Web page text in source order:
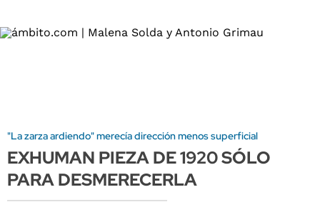
"La zarza ardiendo" merecía dirección menos superficial
EXHUMAN PIEZA DE 1920 SÓLO
PARA DESMERECERLA